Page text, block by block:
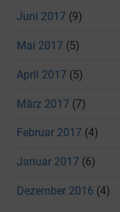
Juni 2017 (9)
Mai 2017 (5)
April 2017 (5)
März 2017 (7)
Februar 2017 (4)
Januar 2017 (6)
Dezember 2016 (4)